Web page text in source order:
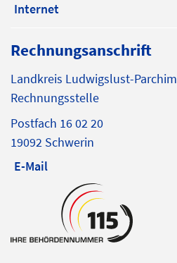
Internet
Rechnungsanschrift
Landkreis Ludwigslust-Parchim
Rechnungsstelle
Postfach 16 02 20
19092 Schwerin
E-Mail